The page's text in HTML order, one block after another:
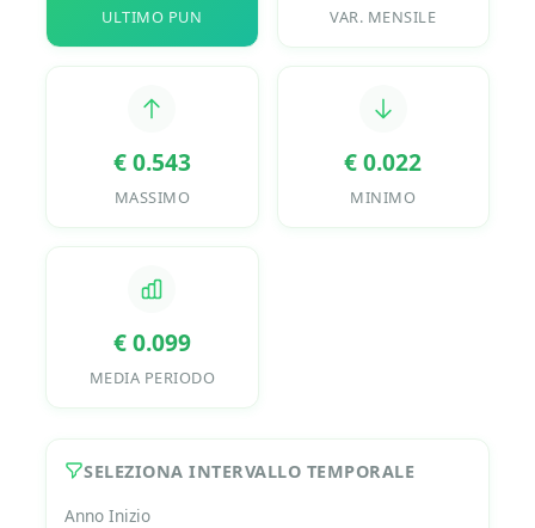
ULTIMO PUN VAR. MENSILE
€ 0.543
MASSIMO
€ 0.022
MINIMO
€ 0.099
MEDIA PERIODO
SELEZIONA INTERVALLO TEMPORALE
Anno Inizio